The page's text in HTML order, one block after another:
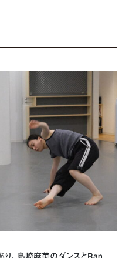
、島崎麻美のダンスとRan